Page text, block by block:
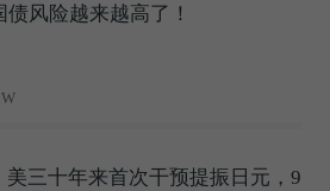
风险越来越高了！
三十年来首次干预提振日元，9